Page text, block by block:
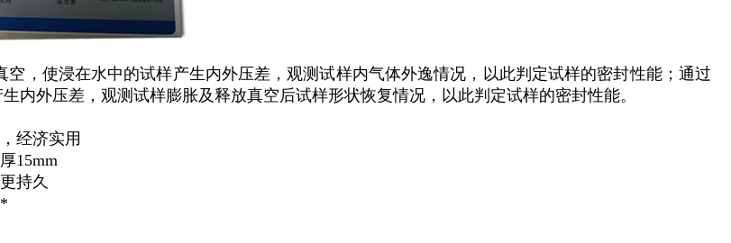
空，使浸在水中的试样产生内外压差，观测试样内气体外逸情况，以此判定试样的密封性能；通过
内外压差，观测试样膨胀及释放真空后试样形状恢复情况，以此判定试样的密封性能。
经济实用
15mm
持久